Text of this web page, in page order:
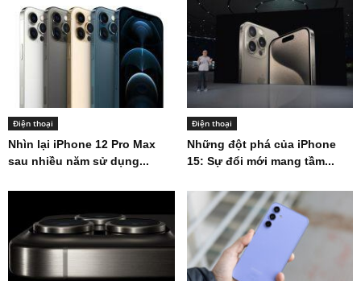
Điện thoại
Nhìn lại iPhone 12 Pro Max
sau nhiều năm sử dụng...
Điện thoại
Những đột phá của iPhone
15: Sự đổi mới mang tầm...